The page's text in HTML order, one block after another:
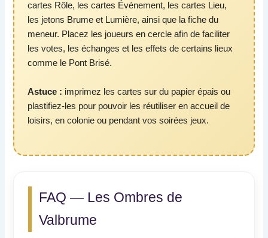
cartes Rôle, les cartes Événement, les cartes Lieu,
les jetons Brume et Lumière, ainsi que la fiche du
meneur. Placez les joueurs en cercle afin de faciliter
les votes, les échanges et les effets de certains lieux
comme le Pont Brisé.
Astuce : imprimez les cartes sur du papier épais ou
plastifiez-les pour pouvoir les réutiliser en accueil de
loisirs, en colonie ou pendant vos soirées jeux.
FAQ — Les Ombres de
Valbrume